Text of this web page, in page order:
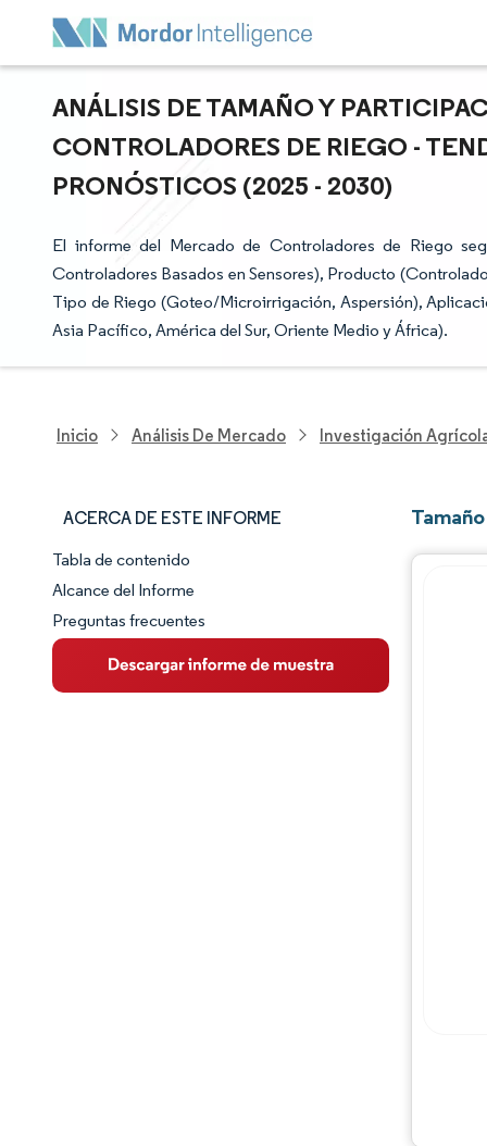
ANÁLISIS DE TAMAÑO Y
CONTROLADORES DE RIEGO -
PRONÓSTICOS (2025 - 2030)
El informe del Mercado de Controladores de Riego
Controladores Basados en Sensores), Producto
Tipo de Riego (Goteo/Microirrigación, Aspersión),
Asia Pacífico, América del Sur, Oriente Medio y África).
Inicio Análisis De Mercado Investigación
ACERCA DE ESTE INFORME
Panorama del Mercado
Visión General del Mercado
Tendencias Principales del Mercado
Tabla de contenido
Alcance del Informe
Preguntas frecuentes